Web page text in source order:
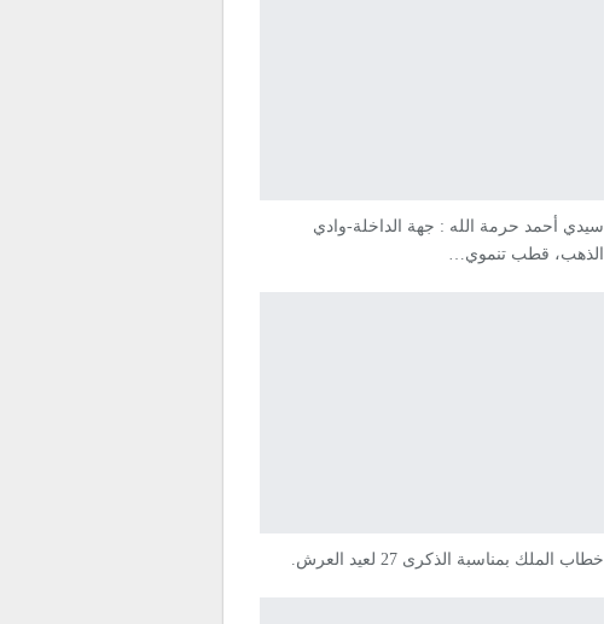
سيدي أحمد حرمة الله : جهة الداخلة-وادي
الذهب، قطب تنموي…
خطاب الملك بمناسبة الذكرى 27 لعيد العرش.